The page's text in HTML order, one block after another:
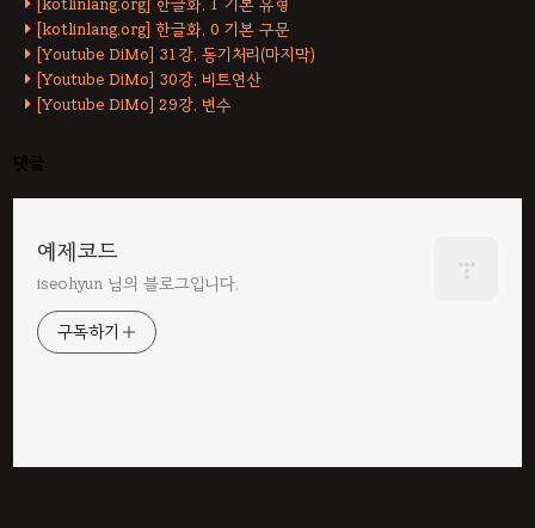
[kotlinlang.org] 한글화. 0 기본 구문
[Youtube DiMo] 31강. 동기처리(마지막)
[Youtube DiMo] 30강. 비트연산
[Youtube DiMo] 29강. 변수
댓글
예제코드
iseohyun 님의 블로그입니다.
구독하기